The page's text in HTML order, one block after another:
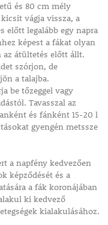
és 80 cm mély
vágja vissza, a
előtt legalább egy napra
képest a fákat olyan
az átültetés előtt állt.
szórjon, de
a talajba.
be tőzeggel vagy
Tavasszal az
és fánként 15-20 l
gyengén metssze
a napfény kedvezően
képződését és a
a fák koronájában
ki kedvező
kialakulásához.